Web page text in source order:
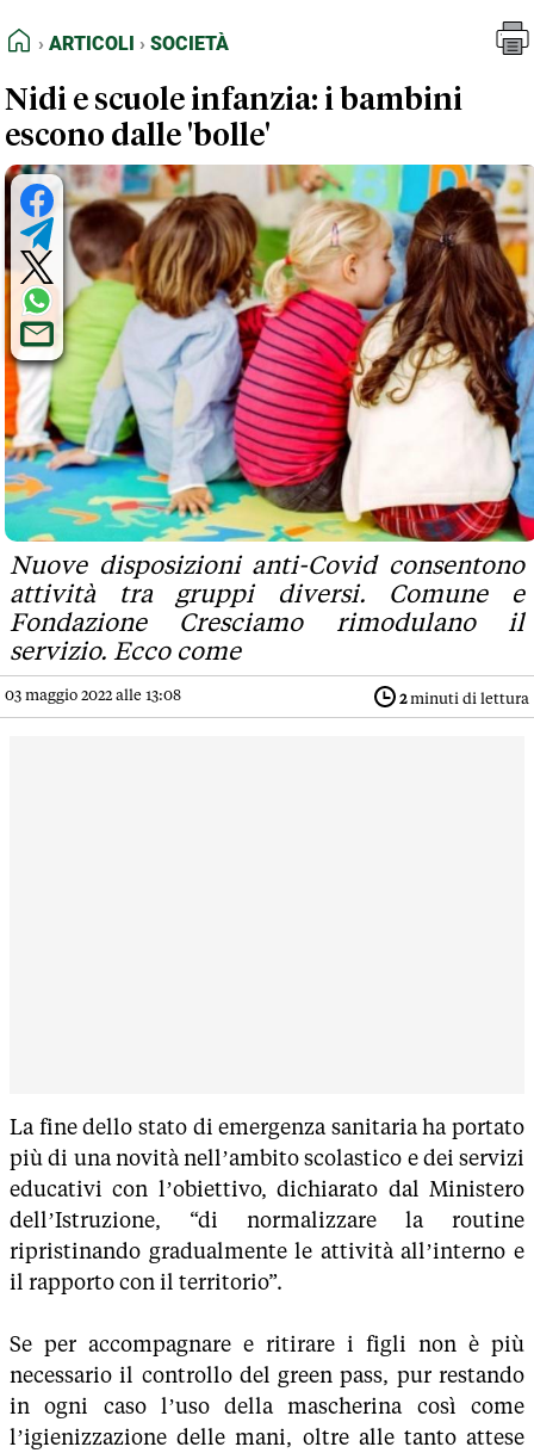
FEED RSS
NORMATIVE DEONTOLOGICHE
TERMINI e CONDIZIONI
HOME
ARTICOLI SOCIETÀ
Nidi e scuole infanzia: i bambini
escono dalle 'bolle'
Nuove disposizioni anti-Covid consentono
attività tra gruppi diversi. Comune e
Fondazione Cresciamo rimodulano il
servizio. Ecco come
03 maggio 2022 alle 13:08 2minuti di lettura
La fine dello stato di emergenza sanitaria ha portato
più di una novità nell’ambito scolastico e dei servizi
educativi con l’obiettivo, dichiarato dal Ministero
dell’Istruzione, “di normalizzare la routine
ripristinando gradualmente le attività all’interno e
il rapporto con il territorio”.
Se per accompagnare e ritirare i figli non è più
necessario il controllo del green pass, pur restando
in ogni caso l’uso della mascherina così come
l’igienizzazione delle mani, oltre alle tanto attese